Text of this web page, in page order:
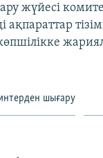
жүйесі
шығару